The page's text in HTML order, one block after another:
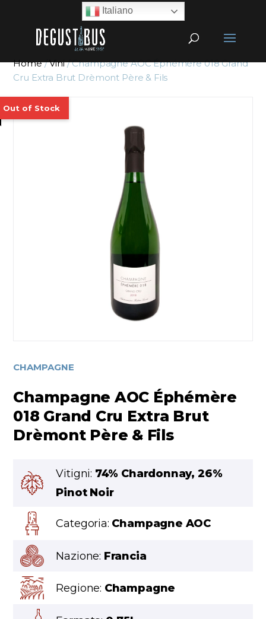
Home/Vini/ Champagne AOC Éphémère 018 Grand
Cru Extra Brut Drèmont Père & Fils
CHAMPAGNE
Champagne AOC Éphémère
018 Grand Cru Extra Brut
Drèmont Père & Fils
Vitigni: 74% Chardonnay, 26%
Pinot Noir
Categoria: Champagne AOC
Nazione: Francia
Regione: Champagne
Italiano